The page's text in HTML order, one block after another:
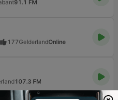
91.1 FM
177GelderlandOnline
107.3 FM